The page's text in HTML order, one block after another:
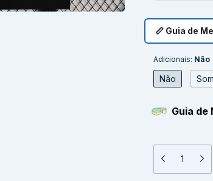
📏 Guia de
Adicionais: Não
Não
Guia de